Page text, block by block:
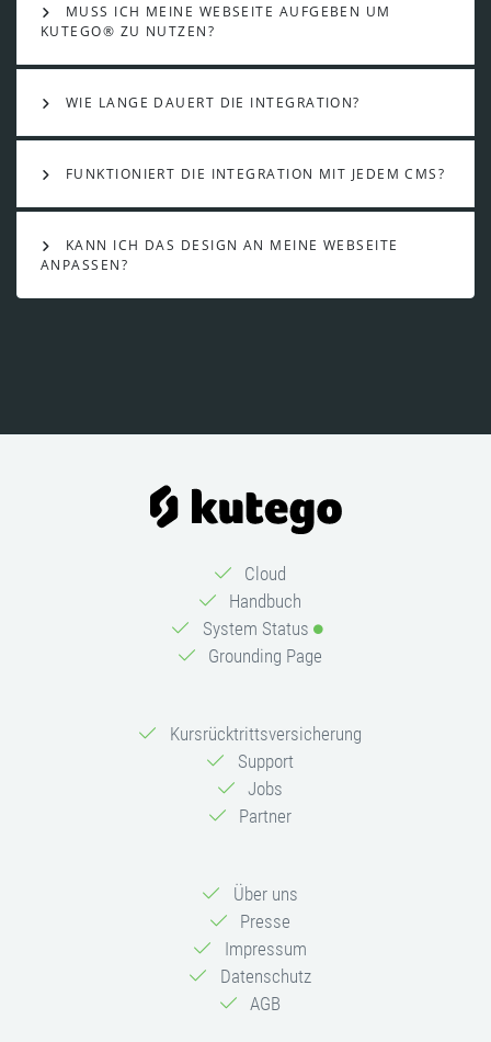
MUSS ICH MEINE WEBSEITE AUFGEBEN UM
KUTEGO® ZU NUTZEN?
WIE LANGE DAUERT DIE INTEGRATION?
FUNKTIONIERT DIE INTEGRATION MIT JEDEM CMS?
KANN ICH DAS DESIGN AN MEINE WEBSEITE
ANPASSEN?
Cloud
Handbuch
System Status
Grounding Page
Kursrücktrittsversicherung
Support
Jobs
Partner
Über uns
Presse
Impressum
Datenschutz
AGB